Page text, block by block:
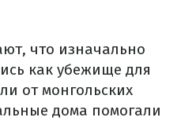
что изначально
как убежище для
от монгольских
дома помогали